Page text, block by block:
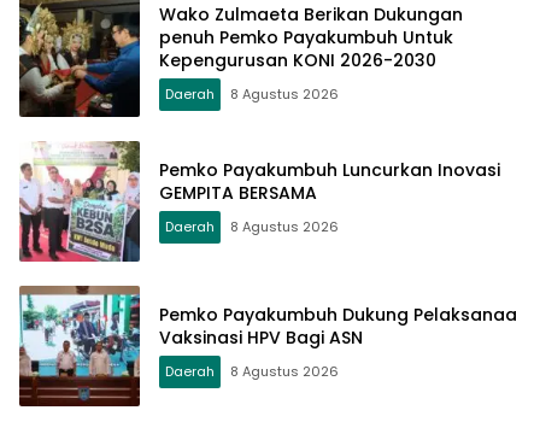
Wako Zulmaeta Berikan Dukungan
penuh Pemko Payakumbuh Untuk
Kepengurusan KONI 2026-2030
Daerah 8 Agustus 2026
Pemko Payakumbuh Luncurkan Inovasi
GEMPITA BERSAMA
Daerah 8 Agustus 2026
Pemko Payakumbuh Dukung Pelaksanaa
Vaksinasi HPV Bagi ASN
Daerah 8 Agustus 2026